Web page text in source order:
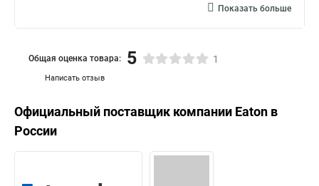
Показать больше
Написать отзыв
Общая оценка товара: 5 1
Официальный поставщик компании Eaton в
России